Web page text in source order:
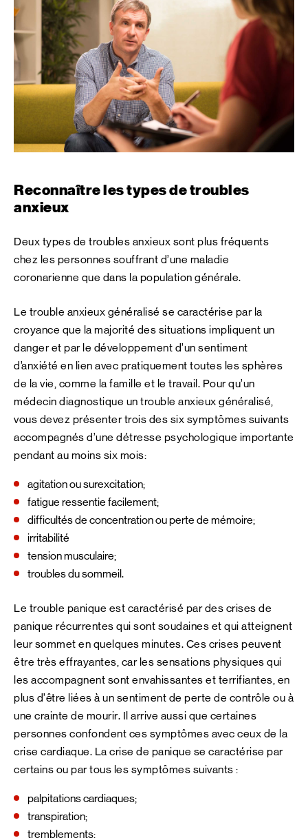
Reconnaître les types de troubles
anxieux
Deux types de troubles anxieux sont plus fréquents
chez les personnes souffrant d’une maladie
coronarienne que dans la population générale.
Le trouble anxieux généralisé se caractérise par la
croyance que la majorité des situations impliquent un
danger et par le développement d’un sentiment
d’anxiété en lien avec pratiquement toutes les sphères
de la vie, comme la famille et le travail. Pour qu’un
médecin diagnostique un trouble anxieux généralisé,
vous devez présenter trois des six symptômes suivants
accompagnés d’une détresse psychologique importante
pendant au moins six mois:
agitation ou surexcitation;
fatigue ressentie facilement;
difficultés de concentration ou perte de mémoire;
irritabilité
tension musculaire;
troubles du sommeil.
Le trouble panique est caractérisé par des crises de
panique récurrentes qui sont soudaines et qui atteignent
leur sommet en quelques minutes. Ces crises peuvent
être très effrayantes, car les sensations physiques qui
les accompagnent sont envahissantes et terrifiantes, en
plus d’être liées à un sentiment de perte de contrôle ou à
une crainte de mourir. Il arrive aussi que certaines
personnes confondent ces symptômes avec ceux de la
crise cardiaque. La crise de panique se caractérise par
certains ou par tous les symptômes suivants :
palpitations cardiaques;
transpiration;
tremblements;